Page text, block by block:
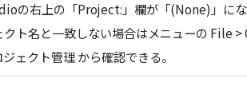
の右上の「Project:」欄が「(None)」に
ト名と一致しない場合はメニューの File
ェクト管理 から確認できる。